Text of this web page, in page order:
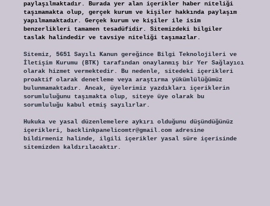
paylaşılmaktadır. Burada yer alan içerikler haber niteliği
taşımamakta olup, gerçek kurum ve kişiler hakkında paylaşım
yapılmamaktadır. Gerçek kurum ve kişiler ile isim
benzerlikleri tamamen tesadüfidir. Sitemizdeki bilgiler
taslak halindedir ve tavsiye niteliği taşımazlar.
Sitemiz, 5651 Sayılı Kanun gereğince Bilgi Teknolojileri ve
İletişim Kurumu (BTK) tarafından onaylanmış bir Yer Sağlayıcı
olarak hizmet vermektedir. Bu nedenle, sitedeki içerikleri
proaktif olarak denetleme veya araştırma yükümlülüğümüz
bulunmamaktadır. Ancak, üyelerimiz yazdıkları içeriklerin
sorumluluğunu taşımakta olup, siteye üye olarak bu
sorumluluğu kabul etmiş sayılırlar.
Hukuka ve yasal düzenlemelere aykırı olduğunu düşündüğünüz
içerikleri, backlinkpanelicomtr@gmail.comadresine
bildirmeniz halinde, ilgili içerikler yasal süre içerisinde
sitemizden kaldırılacaktır.